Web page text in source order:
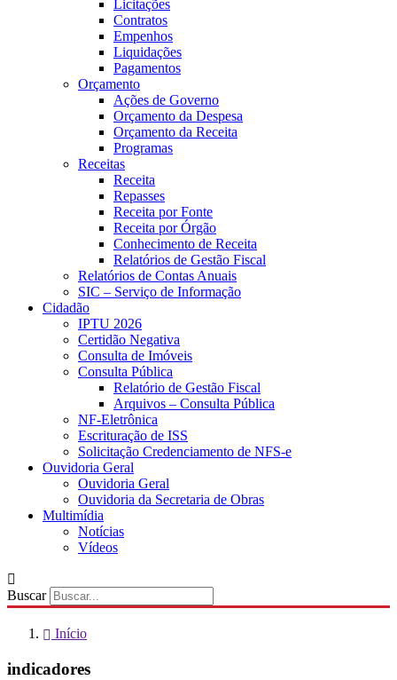
Licitações
Contratos
Empenhos
Liquidações
Pagamentos
Orçamento
Ações de Governo
Orçamento da Despesa
Orçamento da Receita
Programas
Receitas
Receita
Repasses
Receita por Fonte
Receita por Órgão
Conhecimento de Receita
Relatórios de Gestão Fiscal
Relatórios de Contas Anuais
SIC – Serviço de Informação
Cidadão
IPTU 2026
Certidão Negativa
Consulta de Imóveis
Consulta Pública
Relatório de Gestão Fiscal
Arquivos – Consulta Pública
NF-Eletrônica
Escrituração de ISS
Solicitação Credenciamento de NFS-e
Ouvidoria Geral
Ouvidoria Geral
Ouvidoria da Secretaria de Obras
Multimídia
Notícias
Vídeos
Buscar
Início
indicadores